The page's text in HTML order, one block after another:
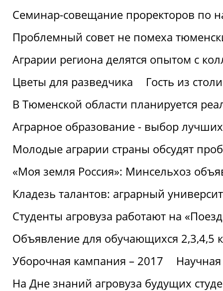
Семинар-совещание проректоров по
Проблемный совет не помеха
Аграрии региона делятся опытом с
Цветы для разведчика
Гость из
В Тюменской области планируется
Аграрное образование - выбор лучших
Молодые аграрии страны обсудят
«Моя земля Россия»: Минсельхоз
Кладезь талантов: аграрный
Студенты агровуза работают на
Объявление для обучающихся 2,3,4,5
Уборочная кампания – 2017
На Дне знаний агровуза будущих